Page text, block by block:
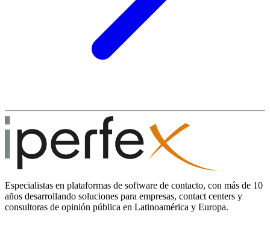
Especialistas en plataformas de software de contacto, con más de 10
años desarrollando soluciones para empresas, contact centers y
consultoras de opinión pública en Latinoamérica y Europa.